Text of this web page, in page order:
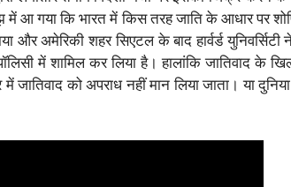
आ गया कि भारत में किस तरह जाति के आधार पर
अमेरिकी शहर सिएटल के बाद हार्वर्ड युनिवर्सिटी
में शामिल कर लिया है। हालांकि जातिवाद के
जातिवाद को अपराध नहीं मान लिया जाता। या